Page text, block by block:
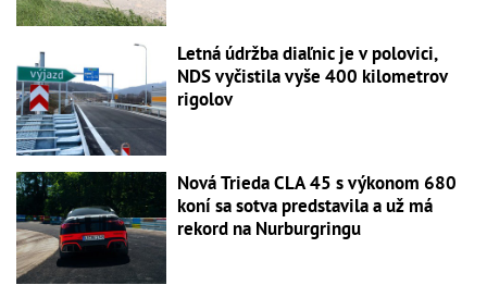
Letná údržba diaľnic je v polovici,
NDS vyčistila vyše 400 kilometrov
rigolov
Nová Trieda CLA 45 s výkonom 680
koní sa sotva predstavila a už má
rekord na Nurburgringu